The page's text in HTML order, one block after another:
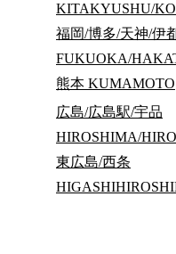
KITAKYUSHU/
福岡/博多/天神/伊
FUKUOKA/
熊本 KUMAMOTO
広島/広島駅/宇品
HIROSHIMA/
東広島/西条